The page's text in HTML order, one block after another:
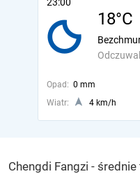
18°C
Opad: 0 mm
Wiatr:
4 km/h
Chengdi Fangzi -